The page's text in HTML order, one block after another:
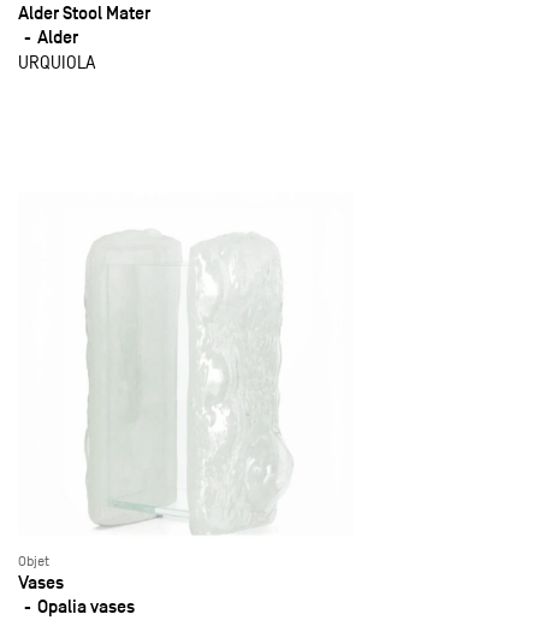
Alder Stool Mater
Alder
URQUIOLA
Objet
Vases
Opalia vases